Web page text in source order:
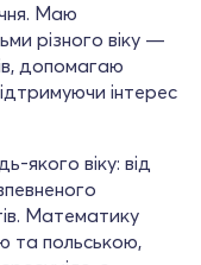
Маю
різного віку —
допомагаю
інтерес
якого віку: від
Математику
та польською,